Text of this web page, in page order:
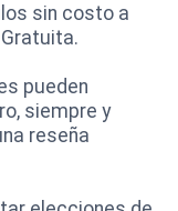
sin costo a
pueden
siempre y
reseña